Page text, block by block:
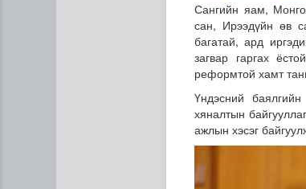
Сангийн яам,
сан, Ирээдүйн өв
багатай, ард
загвар гаргах
реформтой хамт
Үндэсний
хяналтын
ажлын хэсэг